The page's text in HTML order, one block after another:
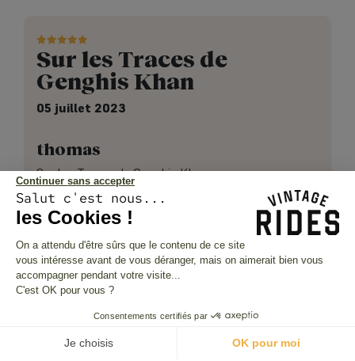
Sur les Traces de
Genghis Khan
05 juillet 2023
thomas
Sur les Traces de Genghis Khan
Le stage tout terrain a
été…
05 juillet 2023
Sandra
Continuer sans accepter
Salut c'est nous...
les Cookies !
On a attendu d'être sûrs que le contenu de ce site
vous intéresse avant de vous déranger, mais on aimerait bien vous
accompagner pendant votre visite...
C'est OK pour vous ?
Consentements certifiés par
Je choisis OK pour moi